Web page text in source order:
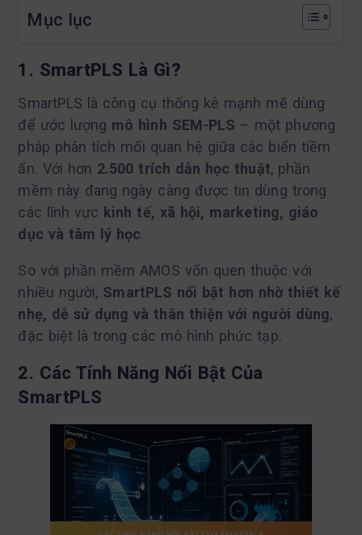
Mục lục
1. SmartPLS Là Gì?
SmartPLS là công cụ thống kê mạnh mẽ dùng
để ước lượng mô hình SEM-PLS – một phương
pháp phân tích mối quan hệ giữa các biến tiềm
ẩn. Với hơn 2.500 trích dẫn học thuật, phần
mềm này đang ngày càng được tin dùng trong
các lĩnh vực kinh tế, xã hội, marketing, giáo
dục và tâm lý học.
So với phần mềm AMOS vốn quen thuộc với
nhiều người, SmartPLS nổi bật hơn nhờ thiết kế
nhẹ, dễ sử dụng và thân thiện với người dùng,
đặc biệt là trong các mô hình phức tạp.
2. Các Tính Năng Nổi Bật Của
SmartPLS